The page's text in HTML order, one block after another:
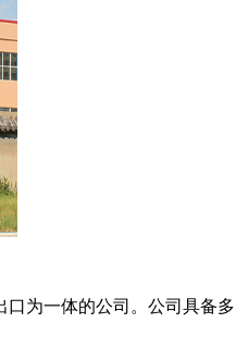
为一体的公司。公司具备多